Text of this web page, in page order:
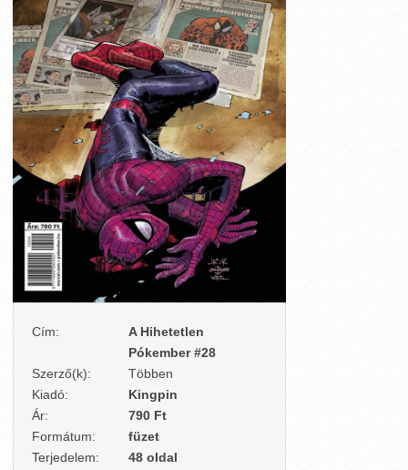
Cím:
A Hihetetlen
Pókember #28
Szerző(k):
Többen
Kiadó:
Kingpin
Ár:
790 Ft
Formátum:
füzet
Terjedelem:
48 oldal